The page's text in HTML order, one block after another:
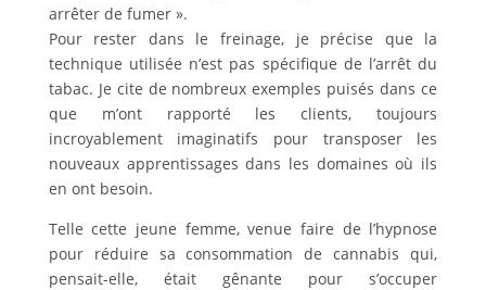
arrêter de fumer ».
Pour rester dans le freinage, je précise que la
technique utilisée n’est pas spécifique de l’arrêt du
tabac. Je cite de nombreux exemples puisés dans ce
que m’ont rapporté les clients, toujours
incroyablement imaginatifs pour transposer les
nouveaux apprentissages dans les domaines où ils
en ont besoin.
Telle cette jeune femme, venue faire de l’hypnose
pour réduire sa consommation de cannabis qui,
pensait-elle, était gênante pour s’occuper